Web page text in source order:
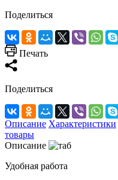
Поделиться
Печать
Поделиться
Описание Характеристики
товары
Описание
Удобная работа